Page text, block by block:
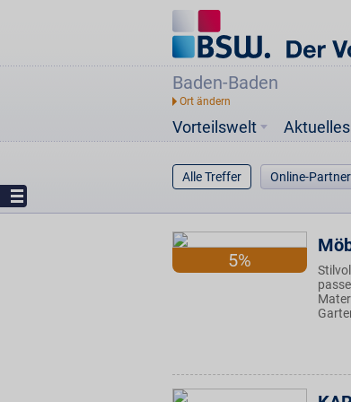
Baden-Baden
Vorteilswelt Aktuelles
Alle Treffer Online-Partner
5%